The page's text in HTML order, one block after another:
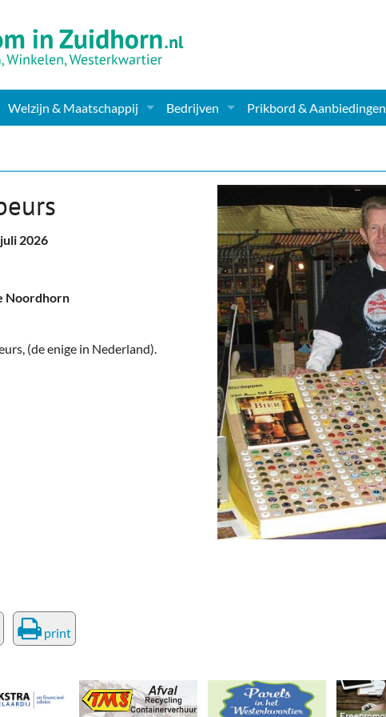
Welzijn & Maatschappij
Gezondheid & Zorg
Ouderen
Bedrijven
Verzorging
Dieren & Tuin
Horeca & Uitgaan
Vervoer, Auto's & Fietsen
Wonen & Interieur
On-line bestellen in Zuidhorn
Financiën, Makelaars & Hypotheken
Diensten, Gemak & Zakelijk
(Ver) Bouw & Onderhoud
Bedrijventerreinen
Prikbord & Aanbiedingen
2026
Noordhorn
(de enige in Nederland).
print